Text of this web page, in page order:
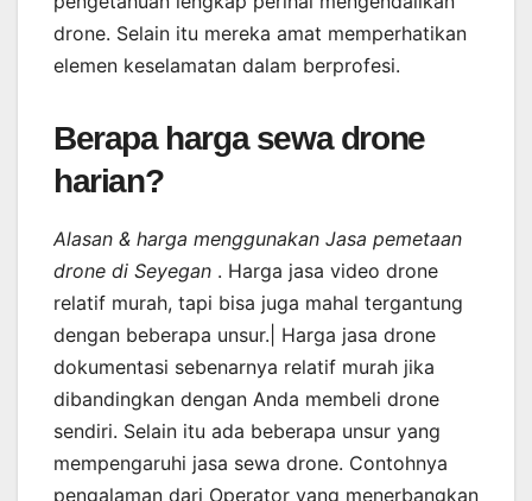
drone. Selain itu mereka amat memperhatikan
elemen keselamatan dalam berprofesi.
Berapa harga sewa drone
harian?
Alasan & harga menggunakan Jasa pemetaan
drone di Seyegan . Harga jasa video drone
relatif murah, tapi bisa juga mahal tergantung
dengan beberapa unsur.| Harga jasa drone
dokumentasi sebenarnya relatif murah jika
dibandingkan dengan Anda membeli drone
sendiri. Selain itu ada beberapa unsur yang
mempengaruhi jasa sewa drone. Contohnya
pengalaman dari Operator yang menerbangkan